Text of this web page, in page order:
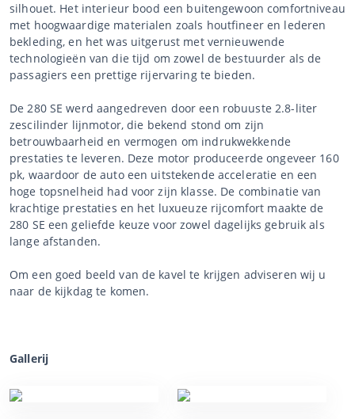
silhouet. Het interieur bood een buitengewoon comfortniveau
met hoogwaardige materialen zoals houtfineer en lederen
bekleding, en het was uitgerust met vernieuwende
technologieën van die tijd om zowel de bestuurder als de
passagiers een prettige rijervaring te bieden.
De 280 SE werd aangedreven door een robuuste 2.8-liter
zescilinder lijnmotor, die bekend stond om zijn
betrouwbaarheid en vermogen om indrukwekkende
prestaties te leveren. Deze motor produceerde ongeveer 160
pk, waardoor de auto een uitstekende acceleratie en een
hoge topsnelheid had voor zijn klasse. De combinatie van
krachtige prestaties en het luxueuze rijcomfort maakte de
280 SE een geliefde keuze voor zowel dagelijks gebruik als
lange afstanden.
Om een goed beeld van de kavel te krijgen adviseren wij u
naar de kijkdag te komen.
Gallerij